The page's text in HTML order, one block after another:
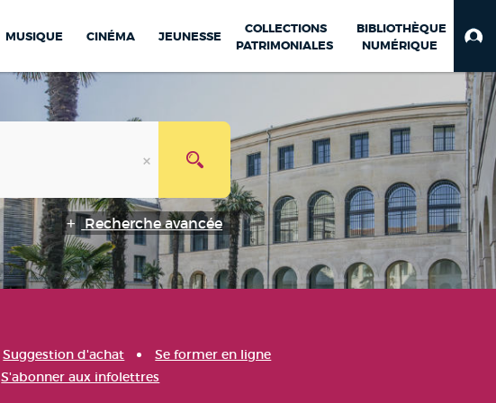
MUSIQUE CINÉMA JEUNESSE
COLLECTIONS
PATRIMONIALES
BIBLIOTHÈQUE
NUMÉRIQUE
Recherche avancée
Suggestion d'achat
Se former en ligne
S'abonner aux infolettres